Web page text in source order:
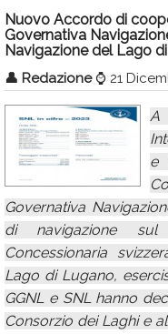
Sport
Eventi
Info Utili
Rubriche
Calendario
Annunci
Nuovo Accordo di
Governativa
Navigazione del Lago
👤 Redazione ⌚ 21
A
e
Governativa
di navigazione
Concessionaria
Lago di Lugano,
GGNL e SNL hanno
Consorzio dei Laghi e